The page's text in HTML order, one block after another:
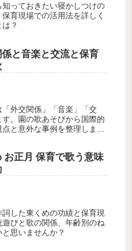
っておきたい寝かしつけの
育現場での活用法を詳しく
？
と音楽と交流と保育
外交関係」「音楽」「交
。園の歌あそびから国際的
と意外な事例を整理しま
お正月 保育で歌う意味
した東くめの功績と保育現
びと歌の関係、年齢別のね
思いませんか？